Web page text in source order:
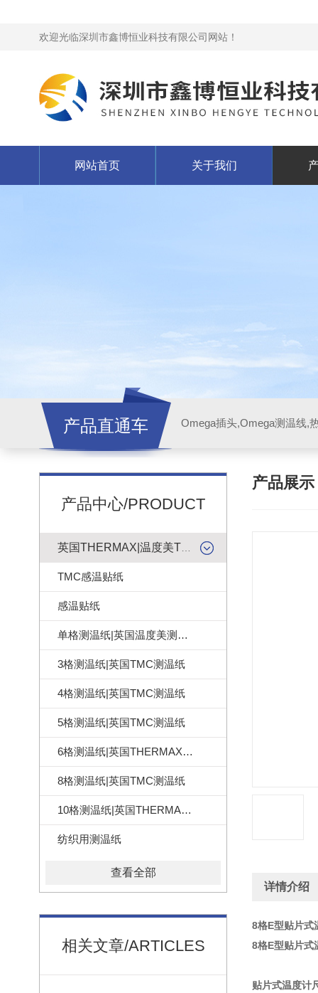
欢迎光临深圳市鑫博恒业科技有限公司网站！
网站首页 关于我们
产品直通车
产品中心/PRODUCT
TMC感温贴纸
感温贴纸
单格测温纸|英国温度美测温纸
3格测温纸|英国TMC测温纸
4格测温纸|英国TMC测温纸
5格测温纸|英国TMC测温纸
6格测温纸|英国THERMAX测温纸
8格测温纸|英国TMC测温纸
10格测温纸|英国THERMAX测温纸
纺织用测温纸
查看全部
相关文章/ARTICLES
产品展示
详情介绍
8格E型贴片式
8格E型贴片式
贴片式温度计